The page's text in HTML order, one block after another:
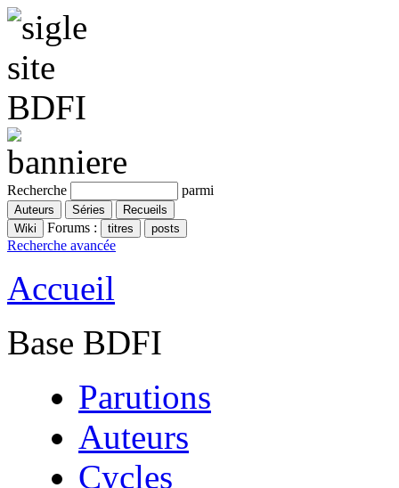
Recherche parmi
Forums :
Recherche avancée
Accueil
Base BDFI
Parutions
Auteurs
Cycles